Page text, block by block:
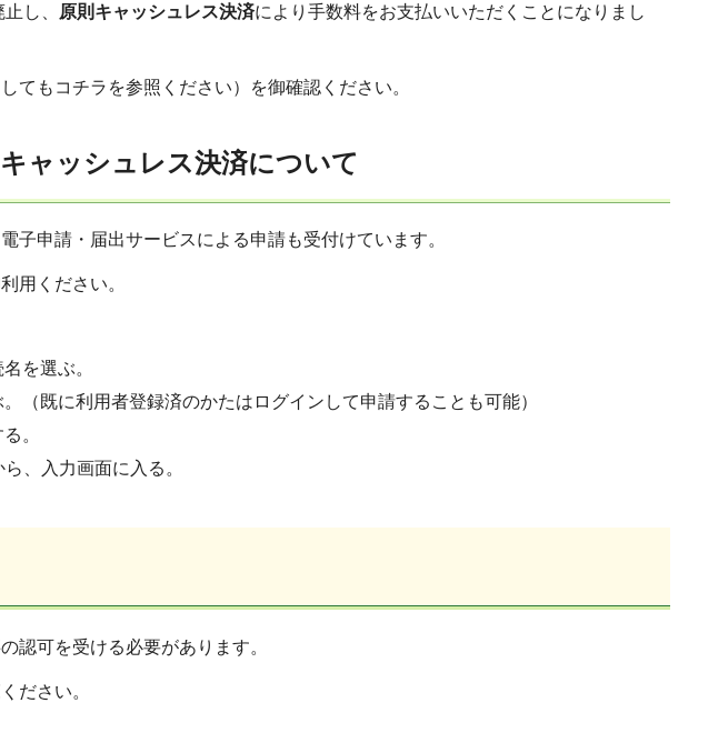
し、 原則キャッシュレス決済により手数料をお支払いいただくことになりまし
てもコチラを参照ください）を御確認ください。
ャッシュレス決済について
子申請・届出サービスによる申請も受付けています。
用ください。
を選ぶ。
（既に利用者登録済のかたはログインして申請することも可能）
。
、入力画面に入る。
認可を受ける必要があります。
ださい。